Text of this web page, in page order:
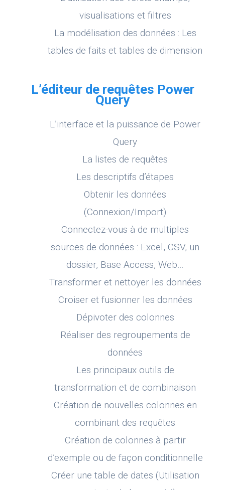
visualisations et filtres
La modélisation des données : Les
tables de faits et tables de dimension
L’éditeur de requêtes Power
Query
L’interface et la puissance de Power
Query
La listes de requêtes
Les descriptifs d’étapes
Obtenir les données
(Connexion/Import)
Connectez-vous à de multiples
sources de données : Excel, CSV, un
dossier, Base Access, Web…
Transformer et nettoyer les données
Croiser et fusionner les données
Dépivoter des colonnes
Réaliser des regroupements de
données
Les principaux outils de
transformation et de combinaison
Création de nouvelles colonnes en
combinant des requêtes
Création de colonnes à partir
d’exemple ou de façon conditionnelle
Créer une table de dates (Utilisation